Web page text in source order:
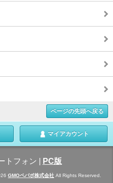
ページの先頭へ戻る
マイアカウント
トフォン PC版
GMOペパボ株式会社 All Rights Reserved.